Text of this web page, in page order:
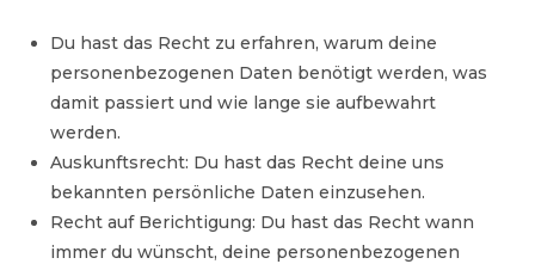
Du hast das Recht zu erfahren, warum deine
personenbezogenen Daten benötigt werden, was
damit passiert und wie lange sie aufbewahrt
werden.
Auskunftsrecht: Du hast das Recht deine uns
bekannten persönliche Daten einzusehen.
Recht auf Berichtigung: Du hast das Recht wann
immer du wünscht, deine personenbezogenen